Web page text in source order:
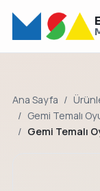
Ana Sayfa
Gemi Temalı
Gemi Temalı